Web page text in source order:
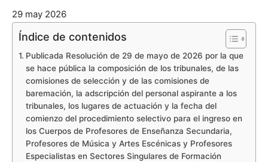
29 may 2026
Índice de contenidos
Publicada Resolución de 29 de mayo de 2026 por la que
se hace pública la composición de los tribunales, de las
comisiones de selección y de las comisiones de
baremación, la adscripción del personal aspirante a los
tribunales, los lugares de actuación y la fecha del
comienzo del procedimiento selectivo para el ingreso en
los Cuerpos de Profesores de Enseñanza Secundaria,
Profesores de Música y Artes Escénicas y Profesores
Especialistas en Sectores Singulares de Formación